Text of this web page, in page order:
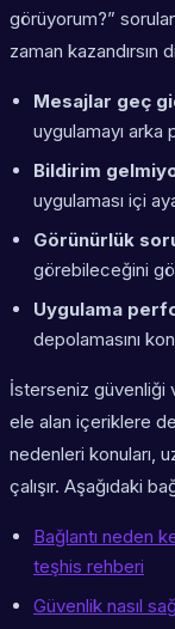
görüyorum?”
zaman kazandırsın
Mesajlar geç
uygulamayı arka
Bildirim
uygulaması içi
Görünürlük
görebileceğini
Uygulama
depolamasını
İsterseniz güvenliği
ele alan içeriklere
nedenleri konuları,
çalışır. Aşağıdaki
Bağlantı neden
teşhis rehberi
Güvenlik nasıl